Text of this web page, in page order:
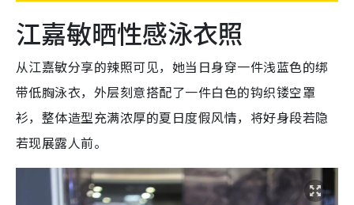
江嘉敏晒性感泳衣照
从江嘉敏分享的辣照可见，她当日身穿一件浅蓝色的绑
带低胸泳衣，外层刻意搭配了一件白色的钩织镂空罩
衫，整体造型充满浓厚的夏日度假风情，将好身段若隐
若现展露人前。